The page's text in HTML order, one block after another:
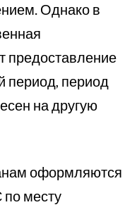
Однако в
предоставление
период, период
на другую
оформляются
месту